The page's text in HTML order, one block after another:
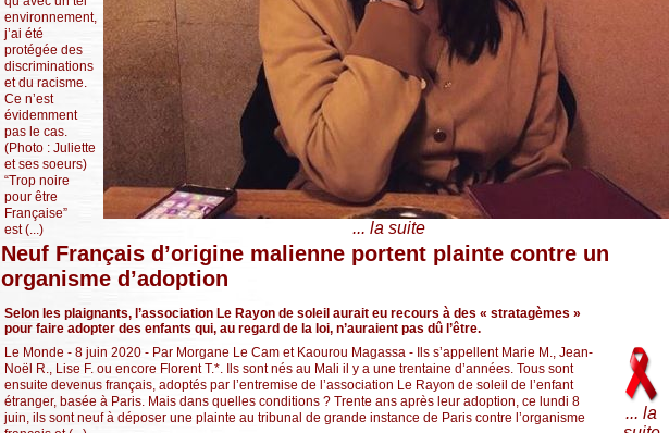
environnement,
j’ai été
protégée des
discriminations
et du racisme.
Ce n’est
évidemment
pas le cas.
(Photo : Juliette
et ses soeurs)
“Trop noire
pour être
Française”
est (...)
... la suite
Neuf Français d’origine malienne portent plainte contre un
organisme d’adoption
Selon les plaignants, l’association Le Rayon de soleil aurait eu recours à des « stratagèmes »
pour faire adopter des enfants qui, au regard de la loi, n’auraient pas dû l’être.
Le Monde - 8 juin 2020 - Par Morgane Le Cam et Kaourou Magassa - Ils s’appellent Marie M., Jean-
Noël R., Lise F. ou encore Florent T.*. Ils sont nés au Mali il y a une trentaine d’années. Tous sont
ensuite devenus français, adoptés par l’entremise de l’association Le Rayon de soleil de l’enfant
étranger, basée à Paris. Mais dans quelles conditions ? Trente ans après leur adoption, ce lundi 8
juin, ils sont neuf à déposer une plainte au tribunal de grande instance de Paris contre l’organisme
... la